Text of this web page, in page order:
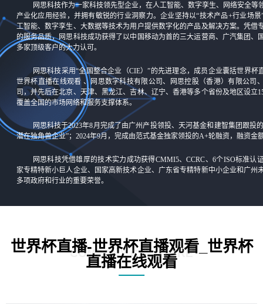
网思科技作为一家科技领先型企业，在人工智能、数字孪生、网络安全等
产业化应用经验，并拥有敏锐的行业洞察力。企业坚持以“技术产品+行业场
工智能、数字孪生、大数据等技术为用户提供数字化的产品及解决方案。凭借
的服务品质，网思科技成功获得了以中国移动为首的三大运营商、广汽集团、
多家顶级客户的大力认可。
网思科技采用“全国整合企业（CIE）”的先进理念，成员企业囊括世界杯
世界杯直播在线观看 、网思数字科技有限公司、网思控股（香港）有限公司
司，并先后在北京、天津、黑龙江、吉林、辽宁、香港等多个省份及地区设立
覆盖全国的市场网络和服务支撑体系。
网思科技于2023年8月完成了由广州产投领投、天河基金和建智集团跟投
潜在独角兽企业”；2024年9月，完成由范式基金独家领投的A+轮融资，融资金
网思科技凭借雄厚的技术实力成功获得CMMI5、CCRC、6个ISO标准认
家专精特新小巨人企业、国家高新技术企业、广东省专精特新中小企业和广州
多项政府和行业的重要荣誉。
世界杯直播-世界杯直播观看_世界杯
直播在线观看
COMPANY CULUTURE